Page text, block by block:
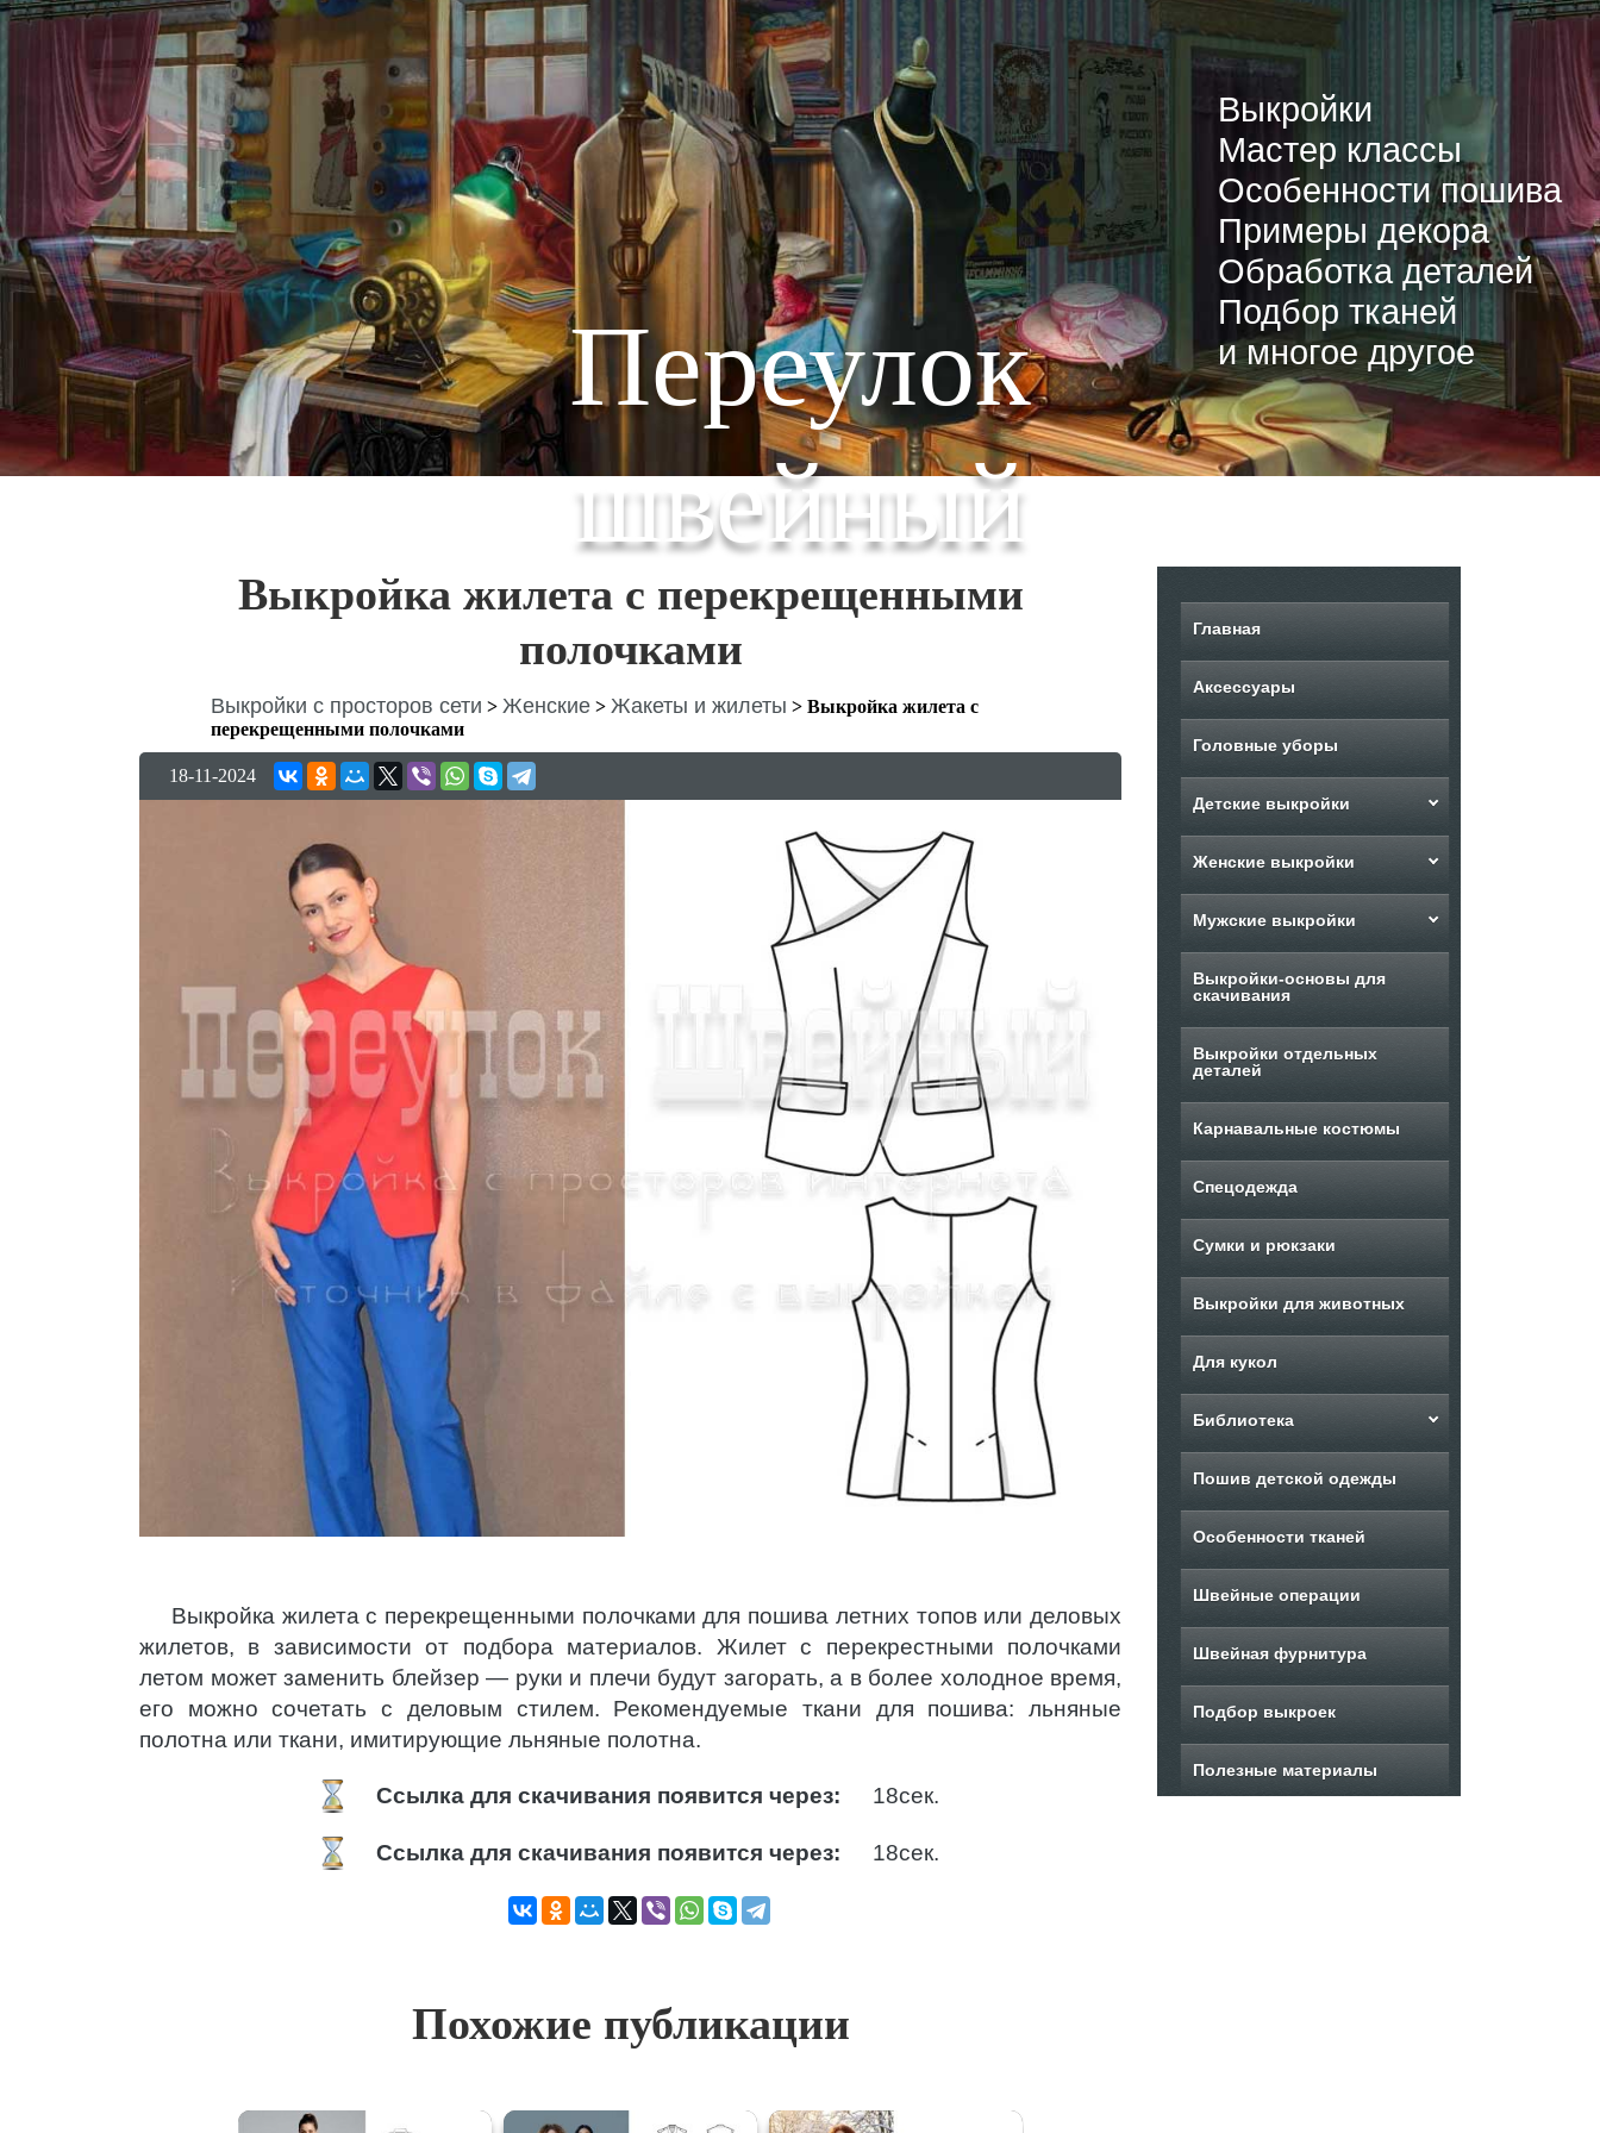
Переулок
швейный
Выкройки
Мастер классы
Особенности пошива
Примеры декора
Обработка деталей
Подбор тканей
и многое другое
Выкройка жилета с перекрещенными
полочками
Выкройки с просторов сети > Женские > Жакеты и жилеты > Выкройка жилета с
перекрещенными полочками
18-11-2024
Выкройка жилета с перекрещенными полочками для пошива летних топов или деловых
жилетов, в зависимости от подбора материалов. Жилет с перекрестными полочками
летом может заменить блейзер — руки и плечи будут загорать, а в более холодное время,
его можно сочетать с деловым стилем. Рекомендуемые ткани для пошива: льняные
полотна или ткани, имитирующие льняные полотна.
Ссылка для скачивания появится через: 17сек.
Ссылка для скачивания появится через: 17сек.
Похожие публикации
Главная
Аксессуары
Головные уборы
Детские выкройки
Женские выкройки
Мужские выкройки
Выкройки-основы для
скачивания
Выкройки отдельных
деталей
Карнавальные костюмы
Спецодежда
Сумки и рюкзаки
Выкройки для животных
Для кукол
Библиотека
Пошив детской одежды
Особенности тканей
Швейные операции
Швейная фурнитура
Подбор выкроек
Полезные материалы